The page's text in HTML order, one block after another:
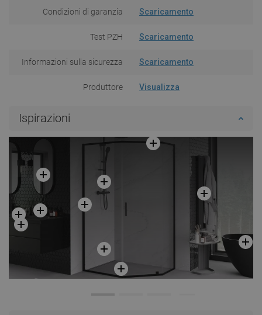
Condizioni di garanzia Scaricamento
Test PZH Scaricamento
Informazioni sulla sicurezza Scaricamento
Produttore Visualizza
Ispirazioni